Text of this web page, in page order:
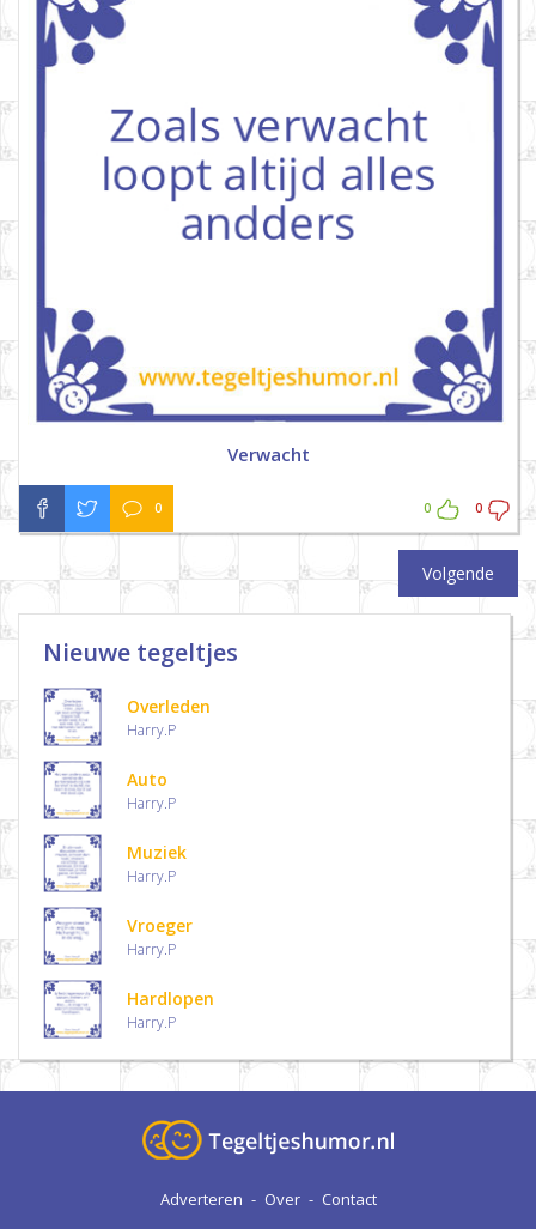
Verwacht
0 0 0
Volgende
Nieuwe tegeltjes
Overleden
Harry.P
Auto
Harry.P
Muziek
Harry.P
Vroeger
Harry.P
Hardlopen
Harry.P
Adverteren - Over - Contact